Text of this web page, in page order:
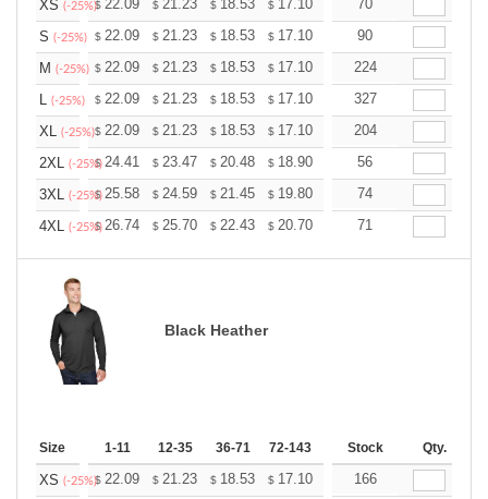
XS (-25%)$ 22.09 $ 21.23 $ 18.53 $ 17.10 16.24
70
S (-25%) $ 22.09 $ 21.23 $ 18.53 $ 17.10 16.24
90
M (-25%) $ 22.09 $ 21.23 $ 18.53 $ 17.10 16.24
224
L (-25%) $ 22.09 $ 21.23 $ 18.53 $ 17.10 16.24
327
XL (-25%)$ 22.09 $ 21.23 $ 18.53 $ 17.10 16.24
204
2XL (-25%)
$24.41 $ 23.47 $ 20.48 $ 18.90 17.96
56
3XL (-25%)
$25.58 $ 24.59 $ 21.45 $ 19.80 18.81
74
4XL (-25%)
$26.74 $ 25.70 $ 22.43 $ 20.70 19.67
71
Black Heather
Size 1-11 12-35 36-71 72-143 144-287 288 + More
Stock Qty.
XS (-25%)$ 22.09 $ 21.23 $ 18.53 $ 17.10 16.24
166